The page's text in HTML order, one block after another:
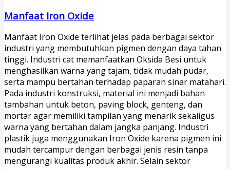
Manfaat Iron Oxide
Manfaat Iron Oxide terlihat jelas pada berbagai sektor
industri yang membutuhkan pigmen dengan daya tahan
tinggi. Industri cat memanfaatkan Oksida Besi untuk
menghasilkan warna yang tajam, tidak mudah pudar,
serta mampu bertahan terhadap paparan sinar matahari.
Pada industri konstruksi, material ini menjadi bahan
tambahan untuk beton, paving block, genteng, dan
mortar agar memiliki tampilan yang menarik sekaligus
warna yang bertahan dalam jangka panjang. Industri
plastik juga menggunakan Iron Oxide karena pigmen ini
mudah tercampur dengan berbagai jenis resin tanpa
mengurangi kualitas produk akhir. Selain sektor